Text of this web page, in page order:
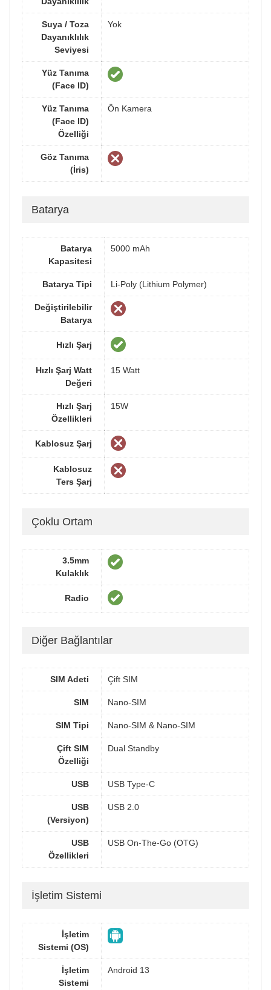
Suya / Toza
Dayanıklılık
Seviyesi
Yok
Yüz Tanıma
(Face ID)
Yüz Tanıma
(Face ID)
Özelliği
Ön Kamera
Göz Tanıma
(İris)
Batarya
Batarya
Kapasitesi
5000 mAh
Batarya Tipi Li-Poly (Lithium Polymer)
Değiştirilebilir
Batarya
Hızlı Şarj
Hızlı Şarj Watt
Değeri
15 Watt
Hızlı Şarj
Özellikleri
15W
Kablosuz Şarj
Kablosuz
Ters Şarj
Çoklu Ortam
3.5mm
Kulaklık
Radio
Diğer Bağlantılar
SIM Adeti Çift SIM
SIM Nano-SIM
SIM Tipi Nano-SIM & Nano-SIM
Çift SIM
Özelliği
Dual Standby
USB USB Type-C
USB
(Versiyon)
USB 2.0
USB
Özellikleri
USB On-The-Go (OTG)
İşletim Sistemi
İşletim
Sistemi (OS)
İşletim
Sistemi
Android 13